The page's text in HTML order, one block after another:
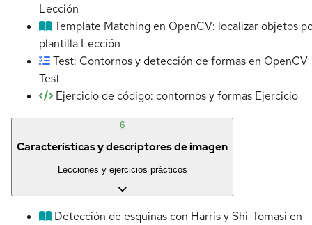
Lección
Template Matching en OpenCV: localizar objetos
plantilla Lección
Test: Contornos y detección de formas en OpenCV
Test
Ejercicio de código: contornos y formas Ejercicio
6
Características y descriptores de imagen
Lecciones y ejercicios prácticos
Detección de esquinas con Harris y Shi-Tomasi en